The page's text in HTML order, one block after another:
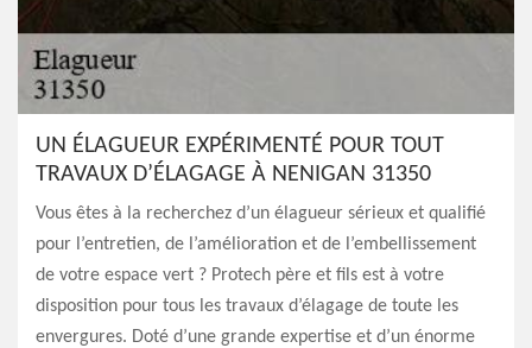
UN ÉLAGUEUR EXPÉRIMENTÉ POUR TOUT
TRAVAUX D’ÉLAGAGE À NENIGAN 31350
Vous êtes à la recherchez d’un élagueur sérieux et qualifié
pour l’entretien, de l’amélioration et de l’embellissement
de votre espace vert ? Protech père et fils est à votre
disposition pour tous les travaux d’élagage de toute les
envergures. Doté d’une grande expertise et d’un énorme